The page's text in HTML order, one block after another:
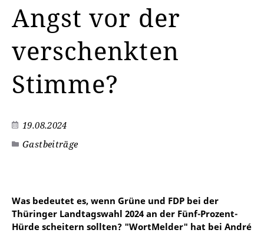
Angst vor der
verschenkten
Stimme?
19.08.2024
Gastbeiträge
Was bedeutet es, wenn Grüne und FDP bei der
Thüringer Landtagswahl 2024 an der Fünf-Prozent-
Hürde scheitern sollten? "WortMelder" hat bei André